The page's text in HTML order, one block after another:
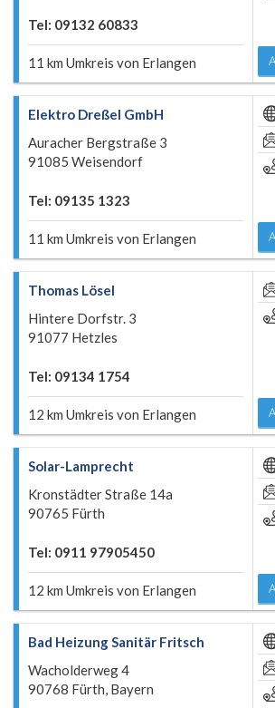
Tel: 09132 60833
11 km Umkreis von Erlangen
Elektro Dreßel GmbH
Auracher Bergstraße 3
91085 Weisendorf
Tel: 09135 1323
11 km Umkreis von Erlangen
Thomas Lösel
Hintere Dorfstr. 3
91077 Hetzles
Tel: 09134 1754
12 km Umkreis von Erlangen
Solar-Lamprecht
Kronstädter Straße 14a
90765 Fürth
Tel: 0911 97905450
12 km Umkreis von Erlangen
Bad Heizung Sanitär Fritsch
Wacholderweg 4
90768 Fürth, Bayern